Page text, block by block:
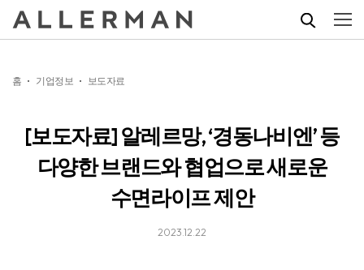
홈 기업정보 보도자료
[보도자료] 알레르망, ‘경동나비엔’ 등
다양한 브랜드와 협업으로 새로운
수면라이프 제안
2023.12.22